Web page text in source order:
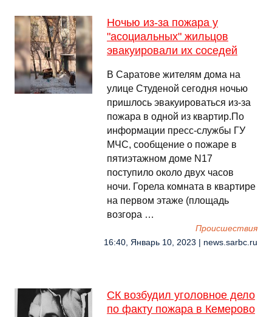
Ночью из-за пожара у
"асоциальных" жильцов
эвакуировали их соседей
В Саратове жителям дома на
улице Студеной сегодня ночью
пришлось эвакуироваться из-за
пожара в одной из квартир.По
информации пресс-службы ГУ
МЧС, сообщение о пожаре в
пятиэтажном доме N17
поступило около двух часов
ночи. Горела комната в квартире
на первом этаже (площадь
возгора …
Происшествия
16:40, Январь 10, 2023 | news.sarbc.ru
СК возбудил уголовное дело
по факту пожара в Кемерово